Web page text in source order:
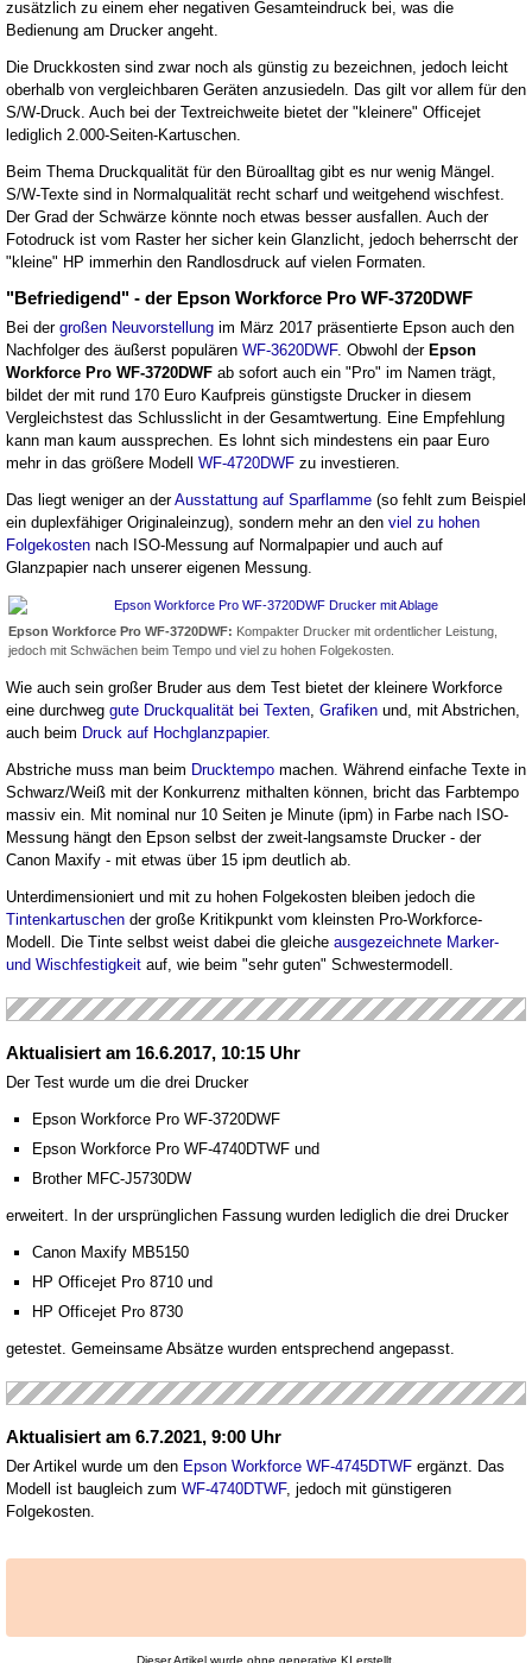
zusätzlich zu einem eher negativen Gesamteindruck bei, was die
Bedienung am Drucker angeht.
Die Druckkosten sind zwar noch als günstig zu bezeichnen, jedoch leicht
oberhalb von vergleichbaren Geräten anzusiedeln. Das gilt vor allem für den
S/W-Druck. Auch bei der Textreichweite bietet der "kleinere" Officejet
lediglich 2.000-Seiten-Kartuschen.
Beim Thema Druckqualität für den Büroalltag gibt es nur wenig Mängel.
S/W-Texte sind in Normalqualität recht scharf und weitgehend wischfest.
Der Grad der Schwärze könnte noch etwas besser ausfallen. Auch der
Fotodruck ist vom Raster her sicher kein Glanzlicht, jedoch beherrscht der
"kleine" HP immerhin den Randlosdruck auf vielen Formaten.
"Befriedigend" - der Epson Workforce Pro WF-3720DWF
Bei der großen Neuvorstellung im März 2017 präsentierte Epson auch den
Nachfolger des äußerst populären WF-3620DWF. Obwohl der Epson
Workforce Pro WF-3720DWF ab sofort auch ein "Pro" im Namen trägt,
bildet der mit rund 170 Euro Kaufpreis günstigste Drucker in diesem
Vergleichstest das Schlusslicht in der Gesamtwertung. Eine Empfehlung
kann man kaum aussprechen. Es lohnt sich mindestens ein paar Euro
mehr in das größere Modell WF-4720DWF zu investieren.
Das liegt weniger an derAusstattung auf Sparflamme (so fehlt zum Beispiel
ein duplexfähiger Originaleinzug), sondern mehr an den viel zu hohen
Folgekosten nach ISO-Messung auf Normalpapier und auch auf
Glanzpapier nach unserer eigenen Messung.
Epson Workforce Pro WF-3720DWF: Kompakter Drucker mit ordentlicher Leistung,
jedoch mit Schwächen beim Tempo und viel zu hohen Folgekosten.
Wie auch sein großer Bruder aus dem Test bietet der kleinere Workforce
eine durchweg gute Druckqualität bei Texten Grafiken und, mit Abstrichen,
auch beim Druck auf Hochglanzpapier.
Abstriche muss man beim Drucktempo machen. Während einfache Texte in
Schwarz/Weiß mit der Konkurrenz mithalten können, bricht das Farbtempo
massiv ein. Mit nominal nur 10 Seiten je Minute (ipm) in Farbe nach ISO-
Messung hängt den Epson selbst der zweit-langsamste Drucker - der
Canon Maxify - mit etwas über 15 ipm deutlich ab.
Unterdimensioniert und mit zu hohen Folgekosten bleiben jedoch die
Tintenkartuschen der große Kritikpunkt vom kleinsten Pro-Workforce-
Modell. Die Tinte selbst weist dabei die gleiche ausgezeichnete Marker-
und Wischfestigkeit auf, wie beim "sehr guten" Schwestermodell.
Aktualisiert am 16.6.2017, 10:15 Uhr
Der Test wurde um die drei Drucker
Epson Workforce Pro WF-3720DWF
Epson Workforce Pro WF-4740DTWF und
Brother MFC-J5730DW
erweitert. In der ursprünglichen Fassung wurden lediglich die drei Drucker
Canon Maxify MB5150
HP Officejet Pro 8710 und
HP Officejet Pro 8730
getestet. Gemeinsame Absätze wurden entsprechend angepasst.
Aktualisiert am 6.7.2021, 9:00 Uhr
Der Artikel wurde um den Epson Workforce WF-4745DTWF ergänzt. Das
Modell ist baugleich zum WF-4740DTWF, jedoch mit günstigeren
Folgekosten.
Dieser Artikel wurde ohne generative KI erstellt.